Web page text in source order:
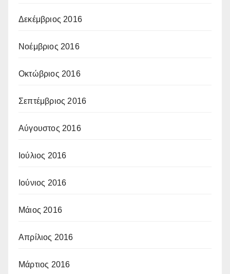
Δεκέμβριος 2016
Νοέμβριος 2016
Οκτώβριος 2016
Σεπτέμβριος 2016
Αύγουστος 2016
Ιούλιος 2016
Ιούνιος 2016
Μάιος 2016
Απρίλιος 2016
Μάρτιος 2016